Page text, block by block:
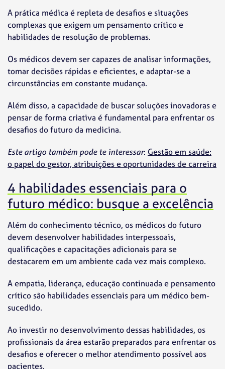
A prática médica é repleta de desafios e situações
complexas que exigem um pensamento crítico e
habilidades de resolução de problemas.
Os médicos devem ser capazes de analisar informações,
tomar decisões rápidas e eficientes, e adaptar-se a
circunstâncias em constante mudança.
Além disso, a capacidade de buscar soluções inovadoras e
pensar de forma criativa é fundamental para enfrentar os
desafios do futuro da medicina.
Este artigo também pode te interessar: Gestão em saúde:
o papel do gestor, atribuições e oportunidades de carreira
4 habilidades essenciais para o
futuro médico: busque a excelência
Além do conhecimento técnico, os médicos do futuro
devem desenvolver habilidades interpessoais,
qualificações e capacitações adicionais para se
destacarem em um ambiente cada vez mais complexo.
A empatia, liderança, educação continuada e pensamento
crítico são habilidades essenciais para um médico bem-
sucedido.
Ao investir no desenvolvimento dessas habilidades, os
profissionais da área estarão preparados para enfrentar os
desafios e oferecer o melhor atendimento possível aos
pacientes.